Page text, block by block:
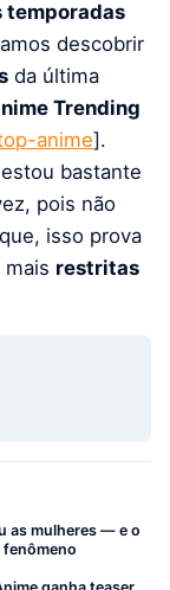
temporadas
descobrir
da última
Trending
anime].
bastante
pois não
isso prova
mais restritas
as mulheres — e o
fenômeno